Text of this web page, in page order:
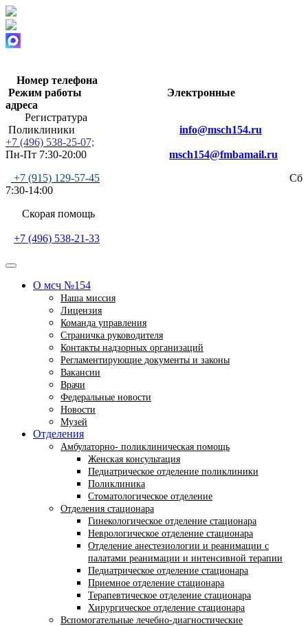
Номер телефона
Режим работы
Электронные
адреса
Регистратура
Поликлиники
info@msch154.ru
+7 (496) 538-25-07;
Пн-Пт 7:30-20:00 msch154@fmbamail.ru
+7 (915) 129-57-45
Сб
7:30-14:00
Скорая помощь
+7 (496) 538-21-33
О мсч №154
Наша миссия
Лицензия
Команда управления
Страничка руководителя
Контакты надзорных организаций
Регламентирующие документы и законы
Вакансии
Врачи
Федеральные новости
Новости
Музей
Отделения
Амбулаторно- поликлиническая помощь
Женская консультация
Педиатрическое отделение поликлиники
Поликлиника
Стоматологическое отделение
Отделения стационара
Гинекологическое отделение стационара
Неврологическое отделение стационара
Отделение анестезиологии и реанимации с
палатами реанимации и интенсивной терапии
Педиатрическое отделение стационара
Приемное отделение стационара
Терапевтическое отделение стационара
Хирургическое отделение стационара
Вспомогательные лечебно-диагностические